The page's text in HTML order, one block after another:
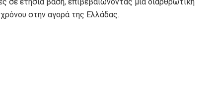
στην αγορά της Ελλάδας.